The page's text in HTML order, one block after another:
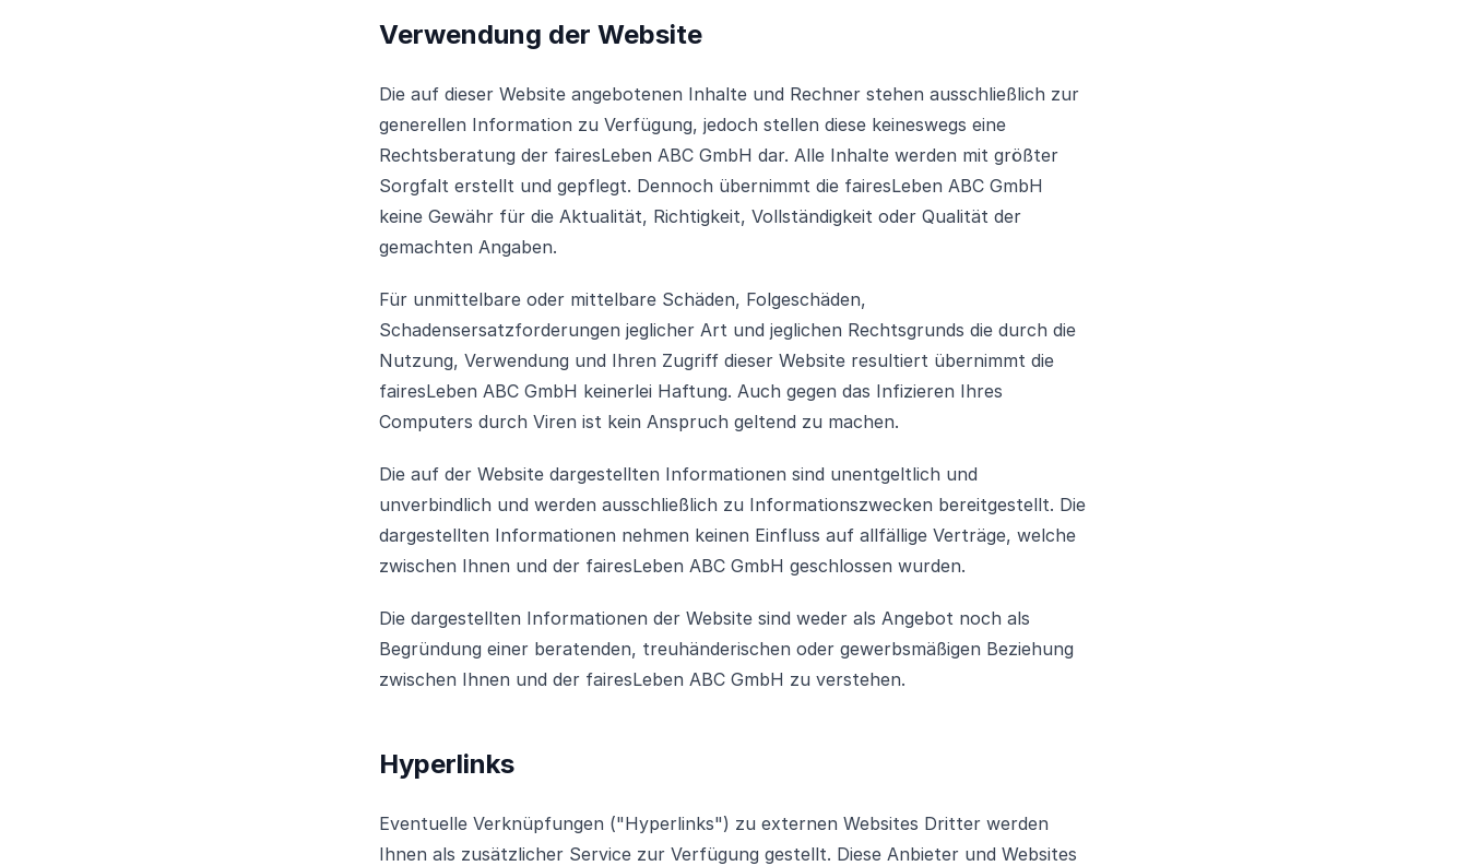
Verwendung der Website
Die auf dieser Website angebotenen Inhalte und Rechner stehen ausschließlich zur
generellen Information zu Verfügung, jedoch stellen diese keineswegs eine
Rechtsberatung der fairesLeben ABC GmbH dar. Alle Inhalte werden mit größter
Sorgfalt erstellt und gepflegt. Dennoch übernimmt die fairesLeben ABC GmbH
keine Gewähr für die Aktualität, Richtigkeit, Vollständigkeit oder Qualität der
gemachten Angaben.
Für unmittelbare oder mittelbare Schäden, Folgeschäden,
Schadensersatzforderungen jeglicher Art und jeglichen Rechtsgrunds die durch die
Nutzung, Verwendung und Ihren Zugriff dieser Website resultiert übernimmt die
fairesLeben ABC GmbH keinerlei Haftung. Auch gegen das Infizieren Ihres
Computers durch Viren ist kein Anspruch geltend zu machen.
Die auf der Website dargestellten Informationen sind unentgeltlich und
unverbindlich und werden ausschließlich zu Informationszwecken bereitgestellt. Die
dargestellten Informationen nehmen keinen Einfluss auf allfällige Verträge, welche
zwischen Ihnen und der fairesLeben ABC GmbH geschlossen wurden.
Die dargestellten Informationen der Website sind weder als Angebot noch als
Begründung einer beratenden, treuhänderischen oder gewerbsmäßigen Beziehung
zwischen Ihnen und der fairesLeben ABC GmbH zu verstehen.
Hyperlinks
Eventuelle Verknüpfungen ("Hyperlinks") zu externen Websites Dritter werden
Ihnen als zusätzlicher Service zur Verfügung gestellt. Diese Anbieter und Websites